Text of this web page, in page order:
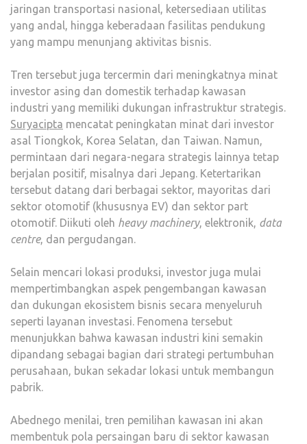
jaringan transportasi nasional, ketersediaan utilitas
yang andal, hingga keberadaan fasilitas pendukung
yang mampu menunjang aktivitas bisnis.
Tren tersebut juga tercermin dari meningkatnya minat
investor asing dan domestik terhadap kawasan
industri yang memiliki dukungan infrastruktur strategis.
Suryacipta mencatat peningkatan minat dari investor
asal Tiongkok, Korea Selatan, dan Taiwan. Namun,
permintaan dari negara-negara strategis lainnya tetap
berjalan positif, misalnya dari Jepang. Ketertarikan
tersebut datang dari berbagai sektor, mayoritas dari
sektor otomotif (khususnya EV) dan sektor part
otomotif. Diikuti oleh heavy machinery, elektronik, data
centre, dan pergudangan.
Selain mencari lokasi produksi, investor juga mulai
mempertimbangkan aspek pengembangan kawasan
dan dukungan ekosistem bisnis secara menyeluruh
seperti layanan investasi. Fenomena tersebut
menunjukkan bahwa kawasan industri kini semakin
dipandang sebagai bagian dari strategi pertumbuhan
perusahaan, bukan sekadar lokasi untuk membangun
pabrik.
Abednego menilai, tren pemilihan kawasan ini akan
membentuk pola persaingan baru di sektor kawasan